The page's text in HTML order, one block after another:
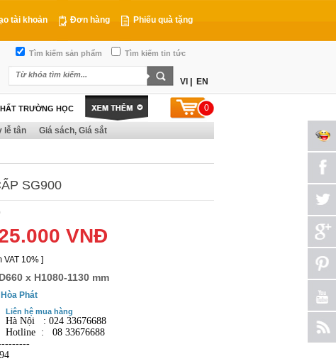
tài khoản Đơn hàng Phiếu quà tặng
Tìm kiếm sản phẩm Tìm kiếm tin tức
VI EN
TRƯỜNG HỌC 0
lễ tân Giá sách, Giá sắt
SG900
VNĐ
10% ]
x H1080-1130 mm
Phát
Liên hệ mua hàng
Hà Nội : 024 33676688
Hotline : 08 33676688